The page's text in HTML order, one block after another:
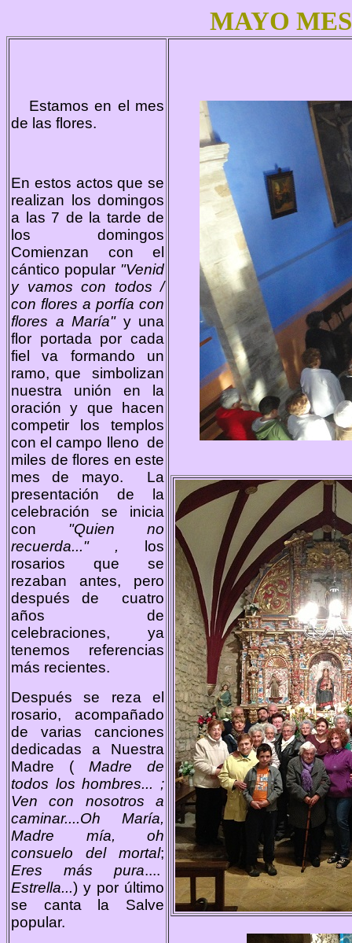
MAYO
Estamos en el mes
de las flores.
En estos actos que se
realizan los domingos
a las 7 de la tarde de
los domingos
Comienzan con el
cántico popular "Venid
y vamos con todos /
con flores a porfía con
flores a María"y una
flor portada por cada
fiel va formando un
ramo, que simbolizan
nuestra unión en la
oración y que hacen
competir los templos
con el campo lleno de
miles de flores en este
mes de mayo. La
presentación de la
celebración se inicia
con "Quien no
recuerda..." ,
los
rosarios que se
rezaban antes, pero
después de cuatro
años de
celebraciones, ya
tenemos referencias
más recientes.
Después se reza el
rosario, acompañado
de varias canciones
dedicadas a Nuestra
Madre (Madre de
todos los hombres... ;
Ven con nosotros a
caminar....Oh María,
Madre mía, oh
consuelo del mortal;
Eres más pura....
Estrella...) y por último
se canta la Salve
popular.